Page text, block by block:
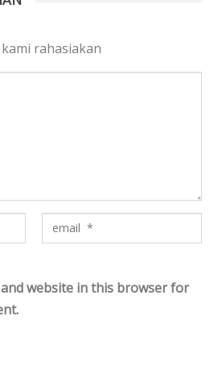
rahasiakan
and website in this browser for